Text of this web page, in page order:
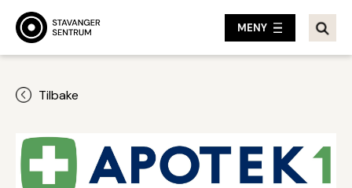
MENY
Tilbake